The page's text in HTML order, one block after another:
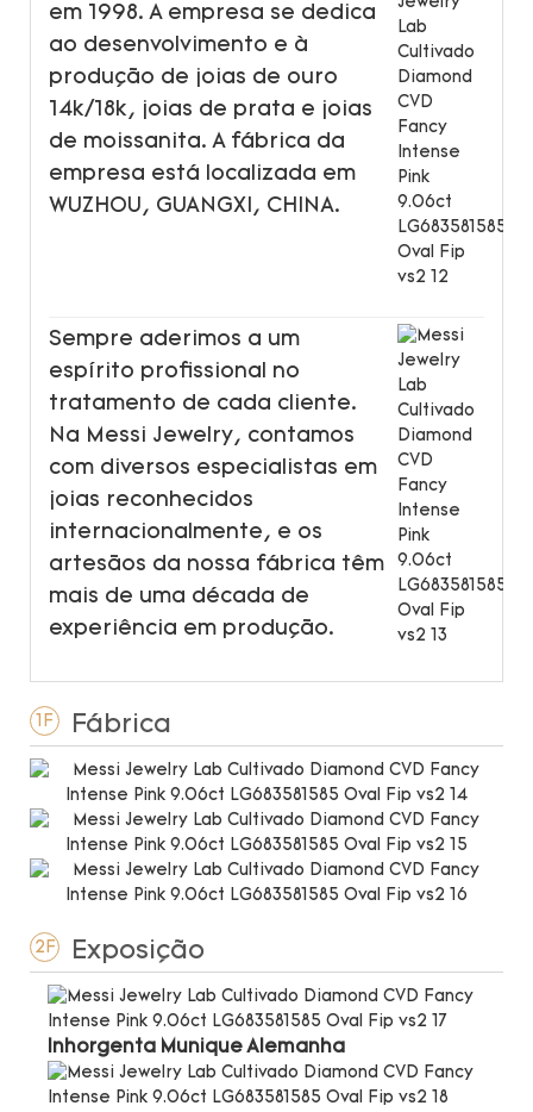
em 1998. A empresa se dedica
ao desenvolvimento e à
produção de joias de ouro
14k/18k, joias de prata e joias
de moissanita. A fábrica da
empresa está localizada em
WUZHOU, GUANGXI, CHINA.
Sempre aderimos a um
espírito profissional no
tratamento de cada cliente.
Na Messi Jewelry, contamos
com diversos especialistas em
joias reconhecidos
internacionalmente, e os
artesãos da nossa fábrica têm
mais de uma década de
experiência em produção.
1F Fábrica
2F Exposição
Inhorgenta Munique Alemanha